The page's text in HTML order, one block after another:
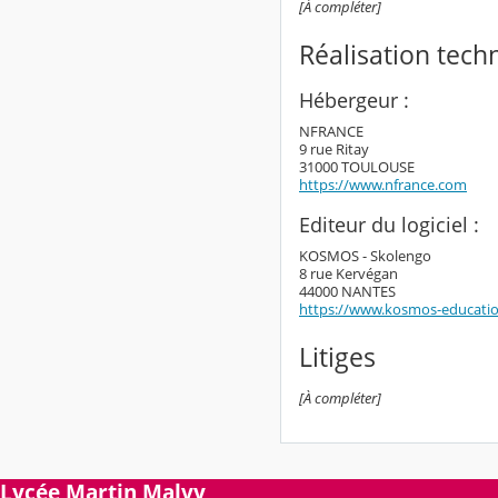
[À compléter]
Réalisation
Hébergeur :
NFRANCE
9 rue Ritay
31000 TOULOUSE
https://www.nfrance.com
Editeur du logiciel :
KOSMOS - Skolengo
8 rue Kervégan
44000 NANTES
https://www.kosmos-
Litiges
[À compléter]
Lycée Martin Malvy